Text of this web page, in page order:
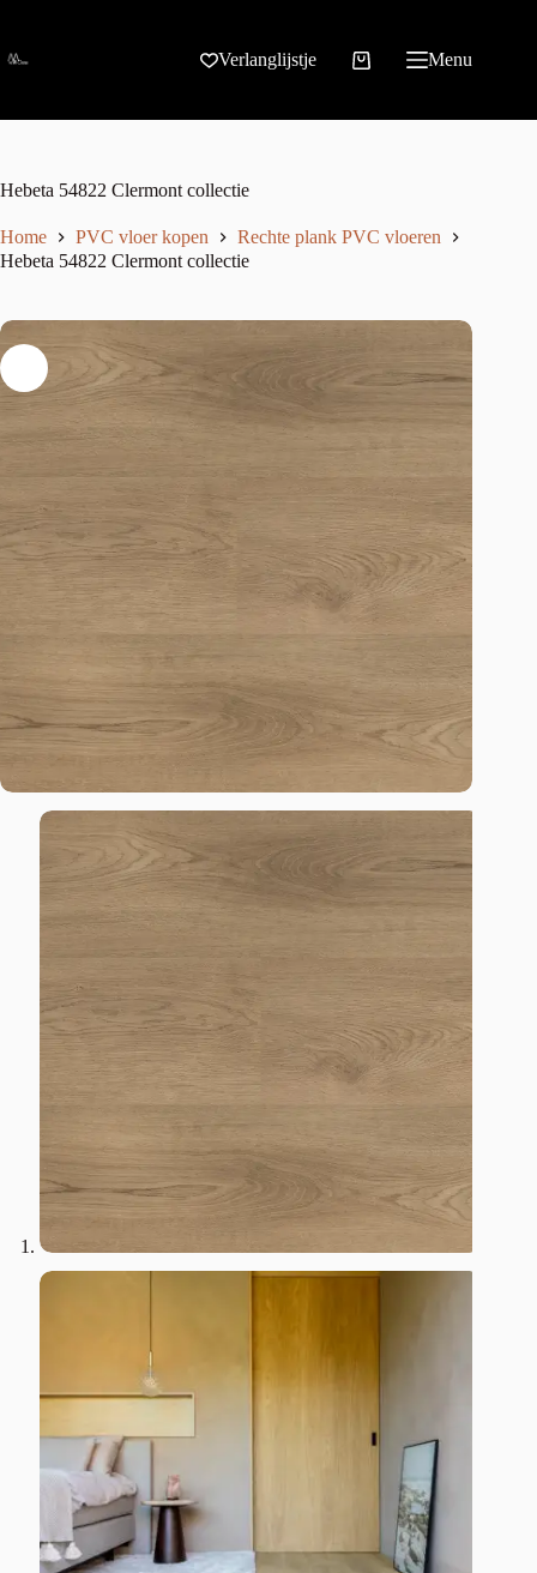
Verlanglijstje Menu
Hebeta 54822 Clermont collectie
Home PVC vloer kopen
Rechte plank PVC vloeren
Hebeta 54822 Clermont collectie